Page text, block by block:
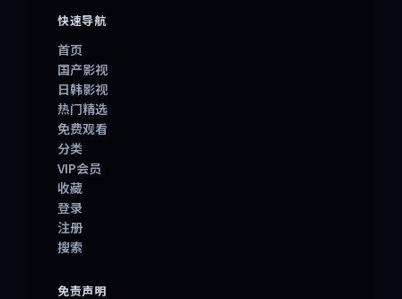
快速导航
首页
国产影视
日韩影视
热门精选
免费观看
分类
VIP会员
收藏
登录
注册
搜索
免责声明